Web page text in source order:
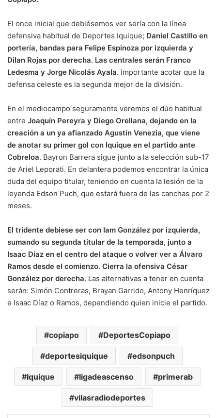
El once inicial que debiésemos ver sería con la línea
defensiva habitual de Deportes Iquique; Daniel Castillo en
portería, bandas para Felipe Espinoza por izquierda y
Dilan Rojas por derecha. Las centrales serán Franco
Ledesma y Jorge Nicolás Ayala. Importante acotar que la
defensa celeste es la segunda mejor de la división.
En el mediocampo seguramente veremos el dúo habitual
entre Joaquín Pereyra y Diego Orellana, dejando en la
creación a un ya afianzado Agustín Venezia, que viene
de anotar su primer gol con Iquique en el partido ante
Cobreloa. Bayron Barrera sigue junto a la selección sub-17
de Ariel Leporati. En delantera podemos encontrar la única
duda del equipo titular, teniendo en cuenta la lesión de la
leyenda Edson Puch, que estará fuera de las canchas por 2
meses.
El tridente debiese ser con Iam González por izquierda,
sumando su segunda titular de la temporada, junto a
Isaac Díaz en el centro del ataque o volver ver a Álvaro
Ramos desde el comienzo. Cierra la ofensiva César
González por derecha. Las alternativas a tener en cuenta
serán: Simón Contreras, Brayan Garrido, Antony Henríquez
e Isaac Díaz o Ramos, dependiendo quien inicie el partido.
copiapo DeportesCopiapo
deportesiquique edsonpuch
Iquique ligadeascenso primerab
vilasradiodeportes